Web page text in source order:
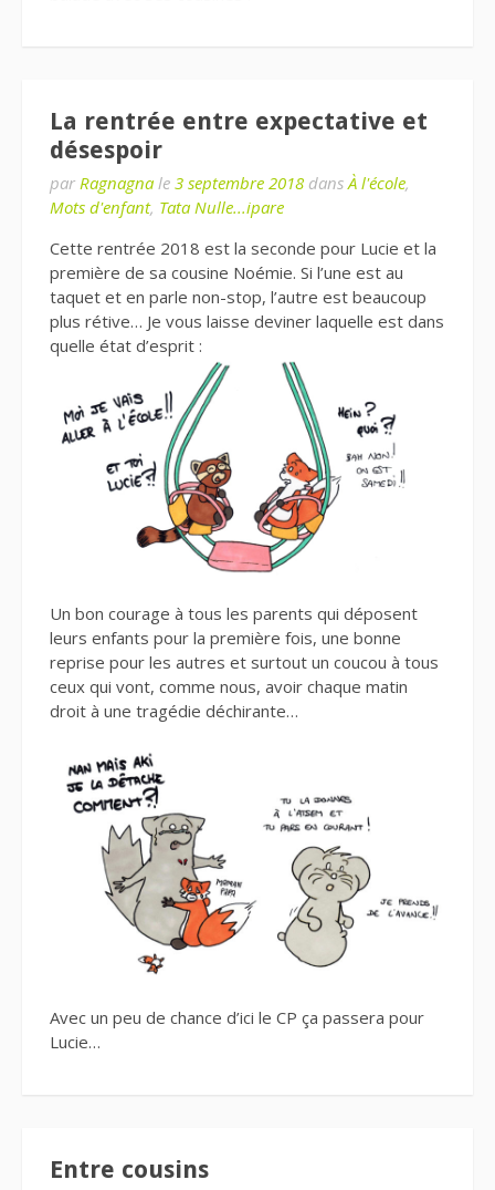
La rentrée entre expectative et
désespoir
par Ragnagna le 3 septembre 2018 dansÀ l'école,
Mots d'enfant, Tata Nulle...ipare
Cette rentrée 2018 est la seconde pour Lucie et la
première de sa cousine Noémie. Si l’une est au
taquet et en parle non-stop, l’autre est beaucoup
plus rétive… Je vous laisse deviner laquelle est dans
quelle état d’esprit :
Un bon courage à tous les parents qui déposent
leurs enfants pour la première fois, une bonne
reprise pour les autres et surtout un coucou à tous
ceux qui vont, comme nous, avoir chaque matin
droit à une tragédie déchirante…
Avec un peu de chance d’ici le CP ça passera pour
Lucie…
Entre cousins